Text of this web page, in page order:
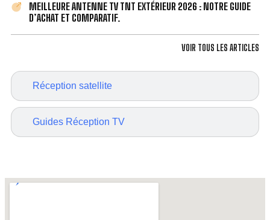
Réception satellite
Guides Réception TV
MEILLEURE ANTENNE TV TNT EXTÉRIEUR 2026 : NOTRE GUIDE
D’ACHAT ET COMPARATIF.
VOIR TOUS LES ARTICLES